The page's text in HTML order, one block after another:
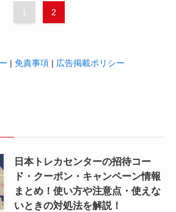
1 2
| 免責事項| 広告掲載ポリシー
日本トレカセンターの招待コー
ド・クーポン・キャンペーン情報
まとめ！使い方や注意点・使えな
いときの対処法を解説！